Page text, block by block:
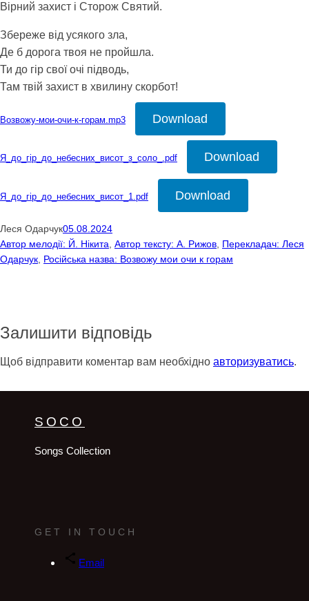
Вірний захист і Сторож Святий.
Збереже від усякого зла,
Де б дорога твоя не пройшла.
Ти до гір свої очі підводь,
Там твій захист в хвилину скорбот!
Возвожу-мои-очи-к-горам.mp3 Download
Я_до_гір_до_небесних_висот_з_соло_.pdf Download
Я_до_гір_до_небесних_висот_1.pdf Download
Леся Одарчук05.08.2024
Автор мелодії: Й. Нікита Автор тексту: А. Рижов Перекладач: Леся
Одарчук Російська назва: Возвожу мои очи к горам
Залишити відповідь
Щоб відправити коментар вам необхідно авторизуватись.
SOCO
Songs Collection
GET IN TOUCH
Email